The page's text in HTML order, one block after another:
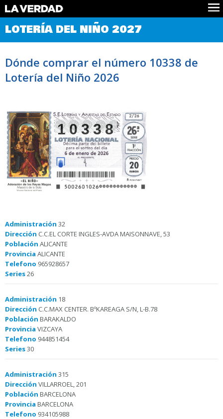
Comprobar Loteria del Niño
Premios
Noticias
Datos
LOTERÍA DEL NIÑO 2027
Dónde comprar el número 10338 de
Lotería del Niño 2026
10338
Administración 32
Dirección C.C.EL CORTE INGLES-AVDA MAISONNAVE, 53
Población ALICANTE
Provincia ALICANTE
Telefono 965928657
Series26
Administración 18
Dirección C.C.MAX CENTER. BºKAREAGA S/N, L-B.78
Población BARAKALDO
Provincia VIZCAYA
Telefono 944851454
Series30
Administración 315
Dirección VILLARROEL, 201
Población BARCELONA
Provincia BARCELONA
Telefono 934105988